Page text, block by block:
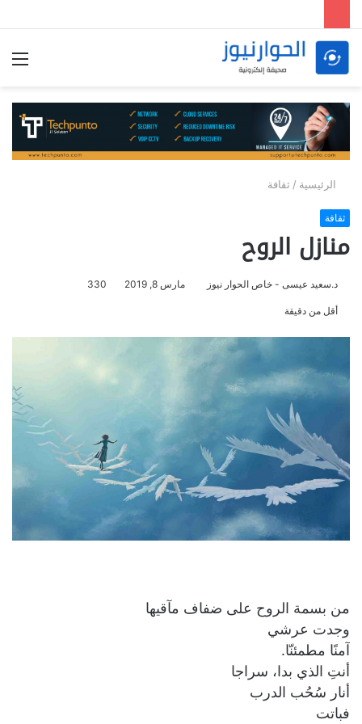
الرئيسية / ثقافة
ثقافة
منازل الروح
د.سعيد عيسى - خاص الحوار نيوز مارس 8, 2019 330
أقل من دقيقة
من بسمة الروح على ضفاف مآقيها
وجدت عرشي
آمنًا مطمئنّا.
أنتِ الذي بدا، سراجا
أنار سُحُب الدرب
فباتت